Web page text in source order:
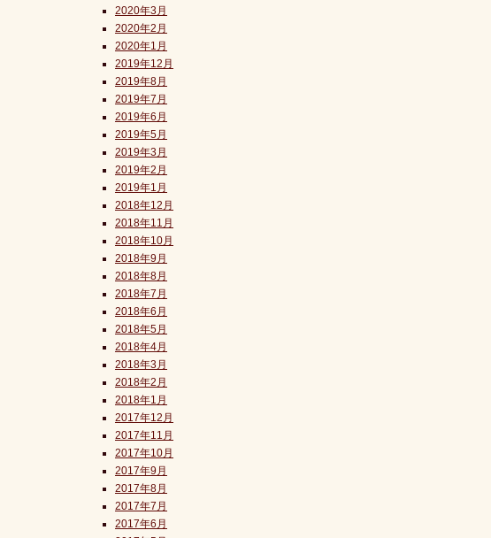
2020年3月
2020年2月
2020年1月
2019年12月
2019年8月
2019年7月
2019年6月
2019年5月
2019年3月
2019年2月
2019年1月
2018年12月
2018年11月
2018年10月
2018年9月
2018年8月
2018年7月
2018年6月
2018年5月
2018年4月
2018年3月
2018年2月
2018年1月
2017年12月
2017年11月
2017年10月
2017年9月
2017年8月
2017年7月
2017年6月